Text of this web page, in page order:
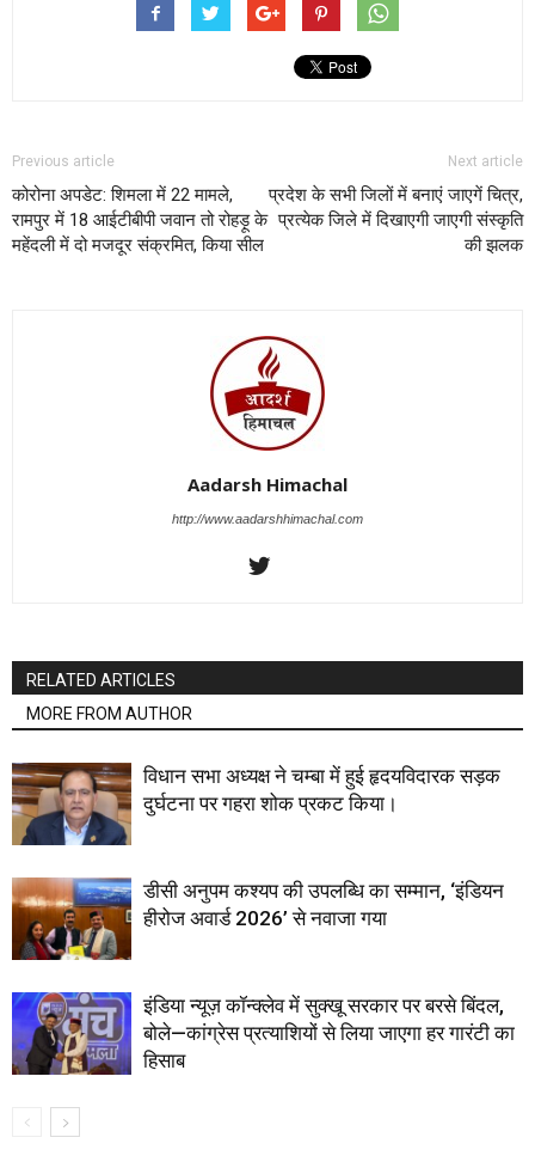
Previous article
कोरोना अपडेट: शिमला में 22 मामले,
रामपुर में 18 आईटीबीपी जवान तो रोहड़ू के
महेंदली में दो मजदूर संक्रमित, किया सील
Next article
प्रदेश के सभी जिलों में बनाएं जाएगें चित्र,
प्रत्येक जिले में दिखाएगी जाएगी संस्कृति
की झलक
Aadarsh Himachal
http://www.aadarshhimachal.com
RELATED ARTICLES
MORE FROM AUTHOR
विधान सभा अध्यक्ष ने चम्बा में हुई हृदयविदारक सड़क
दुर्घटना पर गहरा शोक प्रकट किया।
डीसी अनुपम कश्यप की उपलब्धि का सम्मान, ‘इंडियन
हीरोज अवार्ड 2026’ से नवाजा गया
इंडिया न्यूज़ कॉन्क्लेव में सुक्खू सरकार पर बरसे बिंदल,
बोले—कांग्रेस प्रत्याशियों से लिया जाएगा हर गारंटी का
हिसाब